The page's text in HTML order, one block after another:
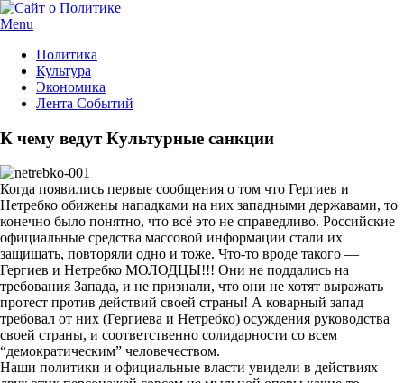
Menu
Политика
Культура
Экономика
Лента Событий
К чему ведут Культурные санкции
Когда появились первые сообщения о том что Гергиев и
Нетребко обижены нападками на них западными державами, то
конечно было понятно, что всё это не справедливо. Российские
официальные средства массовой информации стали их
защищать, повторяли одно и тоже. Что-то вроде такого —
Гергиев и Нетребко МОЛОДЦЫ!!! Они не поддались на
требования Запада, и не признали, что они не хотят выражать
протест против действий своей страны! А коварный запад
требовал от них (Гергиева и Нетребко) осуждения руководства
своей страны, и соответственно солидарности со всем
“демократическим” человечеством.
Наши политики и официальные власти увидели в действиях